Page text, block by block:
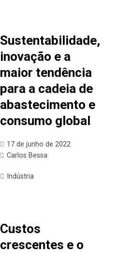
Sustentabilidade,
inovação e a
maior tendência
para a cadeia de
abastecimento e
consumo global
17 de junho de 2022
Carlos Bessa
Indústria
Custos
crescentes e o